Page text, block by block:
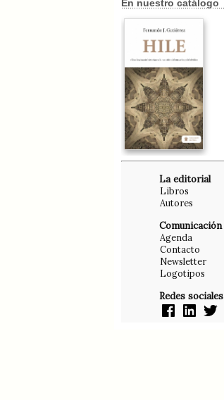
En nuestro catálogo
La editorial
Libros
Autores
Comunicación
Agenda
Contacto
Newsletter
Logotipos
Redes sociales